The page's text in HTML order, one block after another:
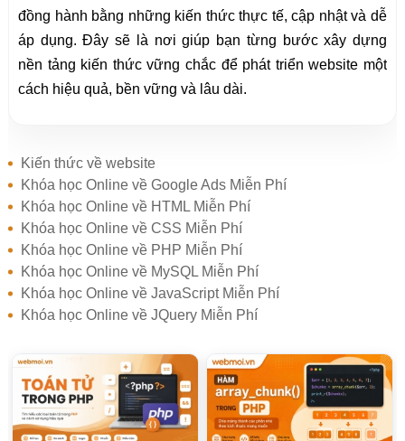
đồng hành bằng những kiến thức thực tế, cập nhật và dễ
áp dụng. Đây sẽ là nơi giúp bạn từng bước xây dựng
nền tảng kiến thức vững chắc để phát triển website một
cách hiệu quả, bền vững và lâu dài.
Kiến thức về website
Khóa học Online về Google Ads Miễn Phí
Khóa học Online về HTML Miễn Phí
Khóa học Online về CSS Miễn Phí
Khóa học Online về PHP Miễn Phí
Khóa học Online về MySQL Miễn Phí
Khóa học Online về JavaScript Miễn Phí
Khóa học Online về JQuery Miễn Phí